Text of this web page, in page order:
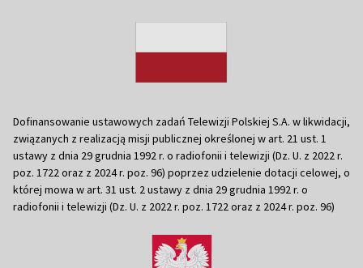
Dofinansowanie ustawowych zadań Telewizji Polskiej S.A. w likwidacji,
związanych z realizacją misji publicznej określonej w art. 21 ust. 1
ustawy z dnia 29 grudnia 1992 r. o radiofonii i telewizji (Dz. U. z 2022 r.
poz. 1722 oraz z 2024 r. poz. 96) poprzez udzielenie dotacji celowej, o
której mowa w art. 31 ust. 2 ustawy z dnia 29 grudnia 1992 r. o
radiofonii i telewizji (Dz. U. z 2022 r. poz. 1722 oraz z 2024 r. poz. 96)